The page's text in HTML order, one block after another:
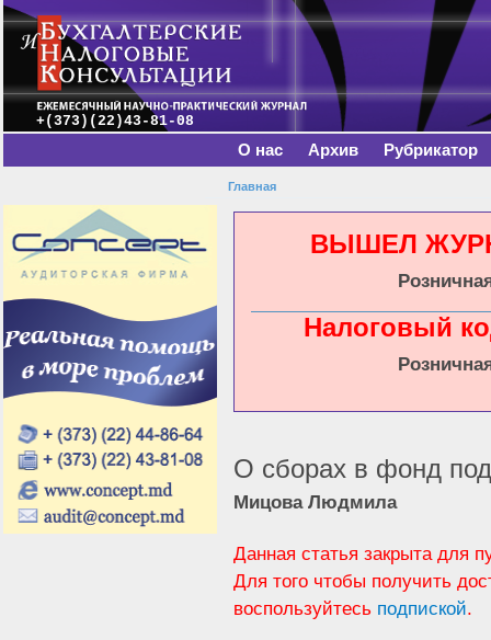
+(373)(22)43-81-08
Главное меню
О нас Архив Рубрикатор
Вы здесь
Главная
ВЫШЕЛ
Налоговый
О сборах в фонд
Мицова Людмила
Данная статья закрыта для
Для того чтобы получить
воспользуйтесь подпиской.